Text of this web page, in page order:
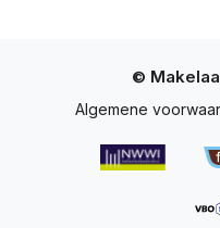
©
Algemene